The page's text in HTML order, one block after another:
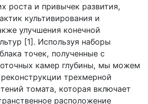
роста и привычек развития,
культивирования и
улучшения конечной
[1]. Используя наборы
точек, полученные с
камер глубины, мы можем
трехмерной
томата, которая включает
расположение